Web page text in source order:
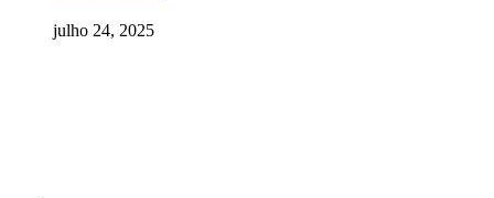
julho 24, 2025